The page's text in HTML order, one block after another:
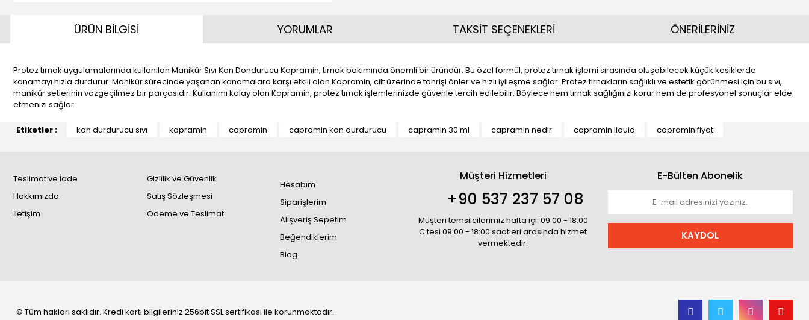
ÜRÜN BİLGİSİ
Protez tırnak uygulamalarında kullanılan Manikür Sıvı Kan Dondurucu Kapramin, tırnak bakımında önemli bir üründür. Bu özel formül, protez tırnak işlemi sırasında oluşabilecek küçük kesiklerde
kanamayı hızla durdurur. Manikür sürecinde yaşanan kanamalara karşı etkili olan Kapramin, cilt üzerinde tahrişi önler ve hızlı iyileşme sağlar. Protez tırnakların sağlıklı ve estetik görünmesi için bu sıvı,
manikür setlerinin vazgeçilmez bir parçasıdır. Kullanımı kolay olan Kapramin, protez tırnak işlemlerinizde güvenle tercih edilebilir. Böylece hem tırnak sağlığınızı korur hem de profesyonel sonuçlar elde
etmenizi sağlar.
YORUMLAR TAKSİT SEÇENEKLERİ ÖNERİLERİNİZ
Etiketler : kan durdurucu sıvı kapramin capramin capramin kan durdurucu capramin 30 ml capramin nedir capramin liquid capramin fiyat
Teslimat ve İade
Hakkımızda
İletişim
Gizlilik ve Güvenlik
Satış Sözleşmesi
Ödeme ve Teslimat
Hesabım
Siparişlerim
Alışveriş Sepetim
Beğendiklerim
Blog
Müşteri Hizmetleri
+90 537 237 57 08
Müşteri temsilcilerimiz hafta içi: 09:00 - 18:00
C.tesi 09:00 - 18:00 saatleri arasında hizmet
vermektedir.
E-Bülten Abonelik
KAYDOL
© Tüm hakları saklıdır. Kredi kartı bilgileriniz 256bit SSL sertifikası ile korunmaktadır.